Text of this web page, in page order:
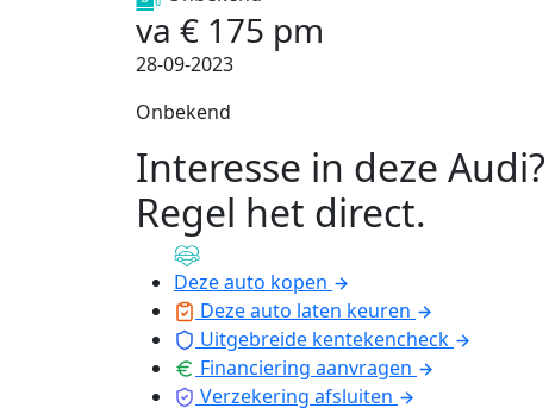
va € 175 pm
28-09-2023
Onbekend
Interesse in deze Audi?
Regel het direct.
Deze auto kopen
Deze auto laten keuren
Uitgebreide kentekencheck
Financiering aanvragen
Verzekering afsluiten